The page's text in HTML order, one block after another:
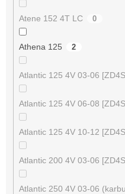
Atene 152 4T LC 0
Athena 125 2
Atlantic 125 4V 03-06
Atlantic 125 4V 06-08
Atlantic 125 4V 10-12
Atlantic 200 4V 03-06
Atlantic 250 4V 03-06